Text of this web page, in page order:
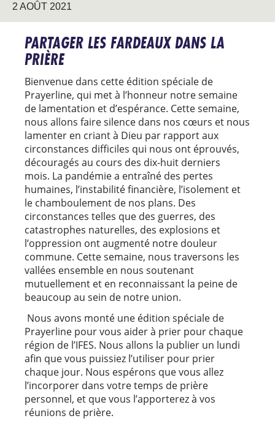
2 AOÛT 2021
PARTAGER LES FARDEAUX DANS LA
PRIÈRE
Bienvenue dans cette édition spéciale de
Prayerline, qui met à l’honneur notre semaine
de lamentation et d’espérance. Cette semaine,
nous allons faire silence dans nos cœurs et nous
lamenter en criant à Dieu par rapport aux
circonstances difficiles qui nous ont éprouvés,
découragés au cours des dix-huit derniers
mois. La pandémie a entraîné des pertes
humaines, l’instabilité financière, l’isolement et
le chamboulement de nos plans. Des
circonstances telles que des guerres, des
catastrophes naturelles, des explosions et
l’oppression ont augmenté notre douleur
commune. Cette semaine, nous traversons les
vallées ensemble en nous soutenant
mutuellement et en reconnaissant la peine de
beaucoup au sein de notre union.
Nous avons monté une édition spéciale de
Prayerline pour vous aider à prier pour chaque
région de l’IFES. Nous allons la publier un lundi
afin que vous puissiez l’utiliser pour prier
chaque jour. Nous espérons que vous allez
l’incorporer dans votre temps de prière
personnel, et que vous l’apporterez à vos
réunions de prière.